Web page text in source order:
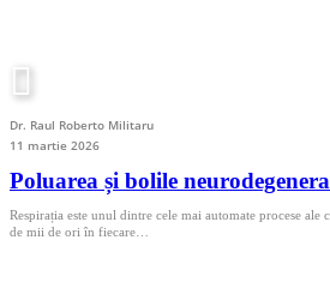
Dr. Raul Roberto Militaru
11 martie 2026
Poluarea și bolile
Respirația este unul dintre cele mai automate procese
de mii de ori în fiecare…